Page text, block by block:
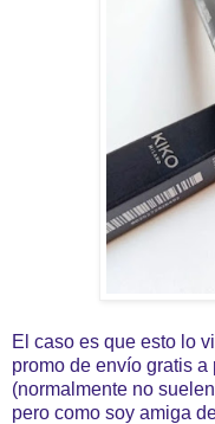
El caso es que esto lo
promo de envío gratis
(normalmente no
pero como soy amiga